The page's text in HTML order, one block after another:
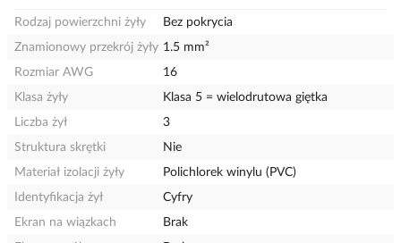
Rodzaj powierzchni żyły
Bez pokrycia
Znamionowy przekrój żyły 1.5 mm²
Rozmiar AWG
16
Klasa żyły
Klasa 5 = wielodrutowa giętka
Liczba żył
3
Struktura skrętki
Nie
Materiał izolacji żyły
Polichlorek winylu (PVC)
Identyfikacja żył
Cyfry
Ekran na wiązkach
Brak